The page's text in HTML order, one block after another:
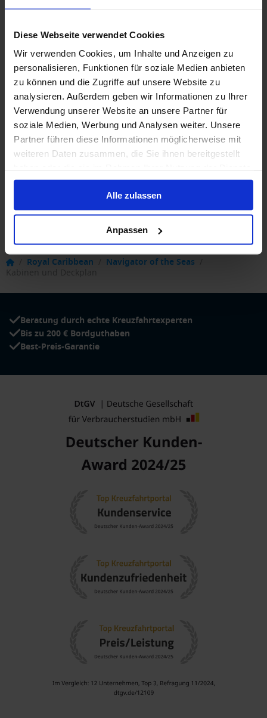
Diese Webseite verwendet Cookies
Wir verwenden Cookies, um Inhalte und Anzeigen zu
personalisieren, Funktionen für soziale Medien anbieten
zu können und die Zugriffe auf unsere Website zu
analysieren. Außerdem geben wir Informationen zu Ihrer
Verwendung unserer Website an unsere Partner für
soziale Medien, Werbung und Analysen weiter. Unsere
Partner führen diese Informationen möglicherweise mit
weiteren Daten zusammen, die Sie ihnen bereitgestellt
gesammelt haben.
Alle zulassen
Anpassen
Royal Caribbean Navigator of the Seas
Kabinen und Deckplan
Beratung durch echte Kreuzfahrtexperten
Bis zu 200 € Bordguthaben
Best-Preis-Garantie